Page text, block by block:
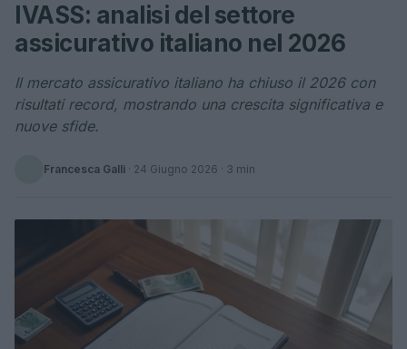
IVASS: analisi del settore
assicurativo italiano nel 2026
Il mercato assicurativo italiano ha chiuso il 2026 con
risultati record, mostrando una crescita significativa e
nuove sfide.
Francesca Galli · 24 Giugno 2026 · 3 min